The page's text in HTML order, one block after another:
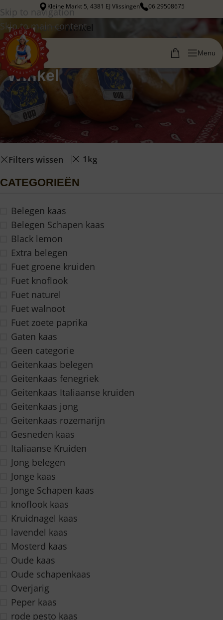
Skip to navigation
Skip to main content
Kleine Markt 5, 4381 EJ Vlissingen 06 29508675
Menu
Terug Home/Winkel
Winkel
Filters wissen 1kg
CATEGORIEËN
Belegen kaas
Belegen Schapen kaas
Black lemon
Extra belegen
Fuet groene kruiden
Fuet knoflook
Fuet naturel
Fuet walnoot
Fuet zoete paprika
Gaten kaas
Geen categorie
Geitenkaas belegen
Geitenkaas fenegriek
Geitenkaas Italiaanse kruiden
Geitenkaas jong
Geitenkaas rozemarijn
Gesneden kaas
Italiaanse Kruiden
Jong belegen
Jonge kaas
Jonge Schapen kaas
knoflook kaas
Kruidnagel kaas
lavendel kaas
Mosterd kaas
Oude kaas
Oude schapenkaas
Overjarig
Peper kaas
rode pesto kaas